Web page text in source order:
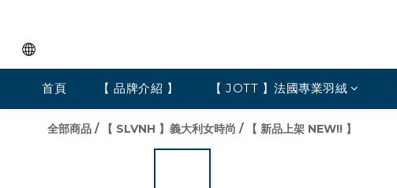
首頁 【 品牌介紹 】 【 JOTT 】法國專業羽絨
全部商品 / 【 SLVNH 】義大利女時尚 / 【 新品上架 NEW!! 】